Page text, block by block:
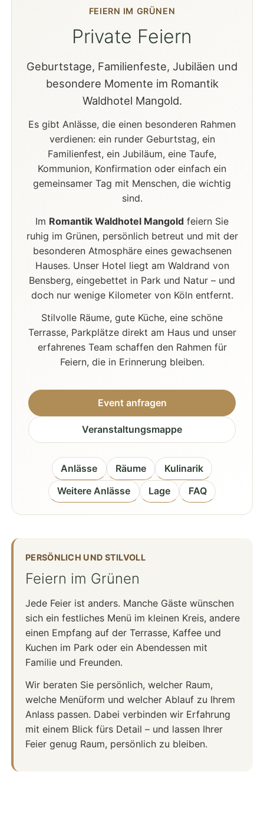
FEIERN IM GRÜNEN
Private Feiern
Geburtstage, Familienfeste, Jubiläen und
besondere Momente im Romantik
Waldhotel Mangold.
Es gibt Anlässe, die einen besonderen Rahmen
verdienen: ein runder Geburtstag, ein
Familienfest, ein Jubiläum, eine Taufe,
Kommunion, Konfirmation oder einfach ein
gemeinsamer Tag mit Menschen, die wichtig
sind.
Im Romantik Waldhotel Mangold feiern Sie
ruhig im Grünen, persönlich betreut und mit der
besonderen Atmosphäre eines gewachsenen
Hauses. Unser Hotel liegt am Waldrand von
Bensberg, eingebettet in Park und Natur – und
doch nur wenige Kilometer von Köln entfernt.
Stilvolle Räume, gute Küche, eine schöne
Terrasse, Parkplätze direkt am Haus und unser
erfahrenes Team schaffen den Rahmen für
Feiern, die in Erinnerung bleiben.
Event anfragen
Veranstaltungsmappe
Anlässe Räume
Kulinarik
Weitere Anlässe
Lage FAQ
PERSÖNLICH UND STILVOLL
Feiern im Grünen
Jede Feier ist anders. Manche Gäste wünschen
sich ein festliches Menü im kleinen Kreis, andere
einen Empfang auf der Terrasse, Kaffee und
Kuchen im Park oder ein Abendessen mit
Familie und Freunden.
Wir beraten Sie persönlich, welcher Raum,
welche Menüform und welcher Ablauf zu Ihrem
Anlass passen. Dabei verbinden wir Erfahrung
mit einem Blick fürs Detail – und lassen Ihrer
Feier genug Raum, persönlich zu bleiben.